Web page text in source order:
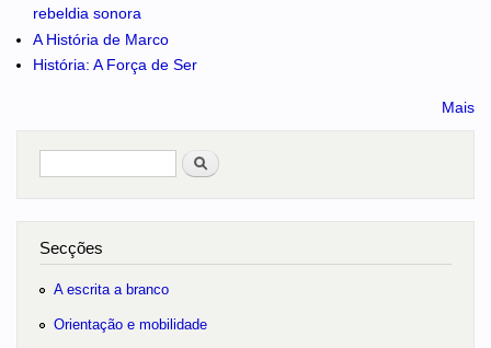
rebeldia sonora
A História de Marco
História: A Força de Ser
Mais
Pesquisar
Secções
A escrita a branco
Orientação e mobilidade